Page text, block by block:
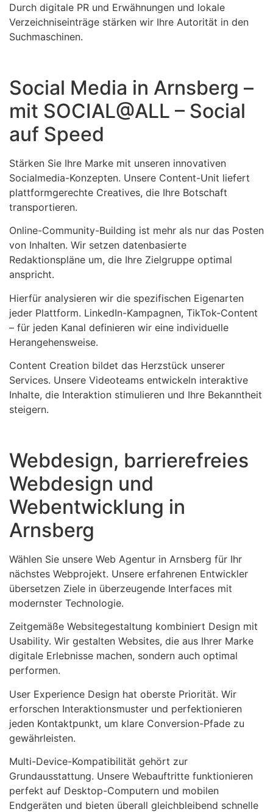
Durch digitale PR und Erwähnungen und lokale
Verzeichniseinträge stärken wir Ihre Autorität in den
Suchmaschinen.
Social Media in Arnsberg –
mit SOCIAL@ALL – Social
auf Speed
Stärken Sie Ihre Marke mit unseren innovativen
Socialmedia-Konzepten. Unsere Content-Unit liefert
plattformgerechte Creatives, die Ihre Botschaft
transportieren.
Online-Community-Building ist mehr als nur das Posten
von Inhalten. Wir setzen datenbasierte
Redaktionspläne um, die Ihre Zielgruppe optimal
anspricht.
Hierfür analysieren wir die spezifischen Eigenarten
jeder Plattform. LinkedIn-Kampagnen, TikTok-Content
– für jeden Kanal definieren wir eine individuelle
Herangehensweise.
Content Creation bildet das Herzstück unserer
Services. Unsere Videoteams entwickeln interaktive
Inhalte, die Interaktion stimulieren und Ihre Bekanntheit
steigern.
Webdesign, barrierefreies
Webdesign und
Webentwicklung in
Arnsberg
Wählen Sie unsere Web Agentur in Arnsberg für Ihr
nächstes Webprojekt. Unsere erfahrenen Entwickler
übersetzen Ziele in überzeugende Interfaces mit
modernster Technologie.
Zeitgemäße Websitegestaltung kombiniert Design mit
Usability. Wir gestalten Websites, die aus Ihrer Marke
digitale Erlebnisse machen, sondern auch optimal
performen.
User Experience Design hat oberste Priorität. Wir
erforschen Interaktionsmuster und perfektionieren
jeden Kontaktpunkt, um klare Conversion-Pfade zu
gewährleisten.
Multi-Device-Kompatibilität gehört zur
Grundausstattung. Unsere Webauftritte funktionieren
perfekt auf Desktop-Computern und mobilen
Endgeräten und bieten überall gleichbleibend schnelle